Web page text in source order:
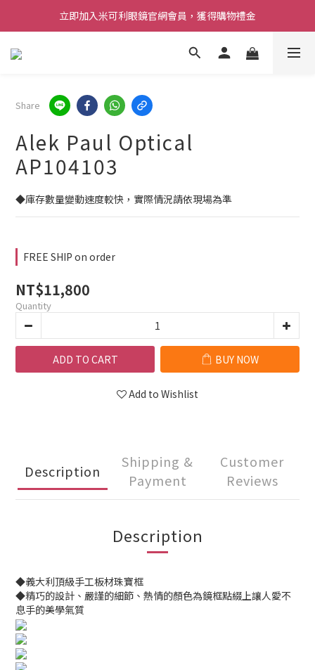
立即加入米可利眼鏡官網會員，獲得購物禮金
Share
Alek Paul Optical
AP104103
◆庫存數量變動速度較快，實際情況請依現場為準
FREE SHIP on order
NT$11,800
Quantity
ADD TO CART BUY NOW
Add to Wishlist
Description
Shipping &
Payment
Customer
Reviews
Description
◆義大利頂級手工板材珠寶框
◆精巧的設計、嚴謹的細節、熱情的顏色為鏡框點綴上讓人愛不
息手的美學氣質